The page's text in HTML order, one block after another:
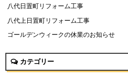
八代日置町リフォーム工事
八代上日置町リフォーム工事
ゴールデンウィークの休業のお知らせ
カテゴリー